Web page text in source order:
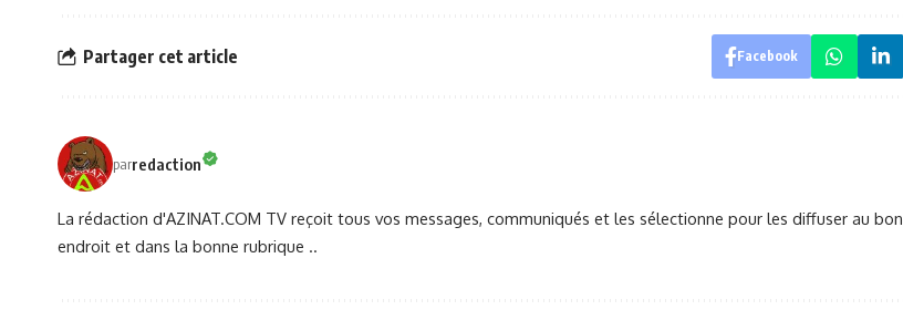
Partager cet article Facebook
parredaction
La rédaction d'AZINAT.COM TV reçoit tous vos messages, communiqués et les sélectionne pour les diffuser au bon
endroit et dans la bonne rubrique ..